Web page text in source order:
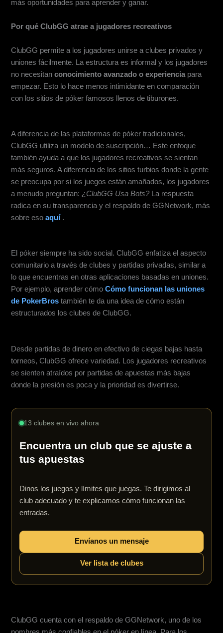
más oportunidades para aprender y ganar.
Por qué ClubGG atrae a jugadores recreativos
ClubGG permite a los jugadores unirse a clubes privados y
uniones fácilmente. La estructura es informal y los jugadores
no necesitanconocimiento avanzado o experiencia para
empezar. Esto lo hace menos intimidante en comparación
con los sitios de póker famosos llenos de tiburones.
A diferencia de las plataformas de póker tradicionales,
ClubGG utiliza un modelo de suscripción… Este enfoque
también ayuda a que los jugadores recreativos se sientan
más seguros. A diferencia de los sitios turbios donde la gente
se preocupa por si los juegos están amañados, los jugadores
a menudo preguntan:¿ClubGG Usa Bots?
La respuesta
radica en su transparencia y el respaldo de GGNetwork, más
sobre esoaquí .
El póker siempre ha sido social. ClubGG enfatiza el aspecto
comunitario a través de clubes y partidas privadas, similar a
lo que encuentras en otras aplicaciones basadas en uniones.
Por ejemplo, aprender cómoCómo funcionan las uniones
de PokerBrostambién te da una idea de cómo están
estructurados los clubes de ClubGG.
Desde partidas de dinero en efectivo de ciegas bajas hasta
torneos, ClubGG ofrece variedad. Los jugadores recreativos
se sienten atraídos por partidas de apuestas más bajas
donde la presión es poca y la prioridad es divertirse.
13 clubes en vivo ahora
Encuentra un club que se ajuste a
tus apuestas
Dinos los juegos y límites que juegas. Te dirigimos al
club adecuado y te explicamos cómo funcionan las
entradas.
Envíanos un mensaje
Ver lista de clubes
ClubGG cuenta con el respaldo de GGNetwork, uno de los